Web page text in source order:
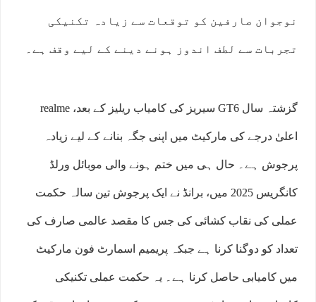
نوجوان صارفین کو توقعات سے زیادہ تکنیکی
تجربات سے لطف اندوز ہونے دینے کے لیے وقف ہے۔
گزشتہ سال GT6 سیریز کی کامیاب ریلیز کے بعد، realme
اعلیٰ درجے کی مارکیٹ میں اپنی جگہ بنانے کے لیے زیادہ
پرجوش ہے۔ حال ہی میں ختم ہونے والی موبائل ورلڈ
کانگریس 2025 میں، برانڈ نے ایک پرجوش تین سالہ حکمت
عملی کی نقاب کشائی کی جس کا مقصد عالمی صارف کی
تعداد کو دوگنا کرنا ہے جبکہ پریمیم اسمارٹ فون مارکیٹ
میں کامیابی حاصل کرنا ہے۔ یہ حکمت عملی تکنیکی